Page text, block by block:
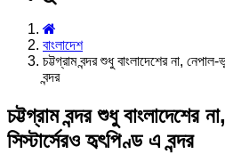
বাংলাদেশ
চট্টগ্রাম বন্দর শুধু বাংলাদেশের না,
বন্দর
চট্টগ্রাম বন্দর শুধু বাংলাদেশের
সিস্টার্সেরও হৃৎপিণ্ড এ বন্দর